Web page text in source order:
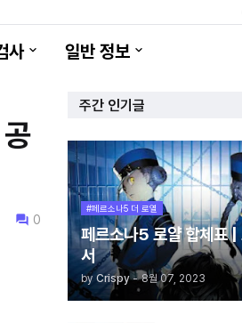
사 일반 정보
0
주간 인기글
#페르소나5 더 로열
페르소나5 로얄 합체표 |
서
by Crispy - 8월 07, 2023